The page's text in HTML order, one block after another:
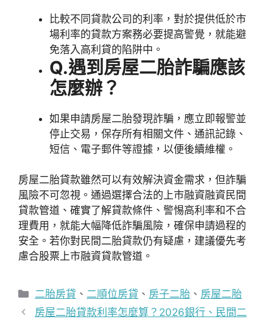
比較不同貸款公司的利率，對於提供低於市
場利率的貸款方案務必要提高警覺，就能避
免落入高利貸的陷阱中。
Q.遇到房屋二胎詐騙應該
怎麼辦？
如果申請房屋二胎發現詐騙，應立即報警並
停止交易，保存所有相關文件、通訊記錄、
短信、電子郵件等證據，以便後續維權。
房屋二胎貸款雖然可以有效解決資金需求，但詐騙
風險不可忽視。通過選擇合法的上市融資融資民間
貸款管道、確實了解貸款條件、警惕高利率和不合
理費用，就能大幅降低詐騙風險，確保申請過程的
安全。若你對民間二胎貸款仍有疑慮，建議優先考
慮合股票上市融資貸款管道。
分
類
二胎房貸 、 二順位房貸 、 房子二胎 、 房屋二胎
房屋二胎貸款利率怎麼算？2026銀行、民間二